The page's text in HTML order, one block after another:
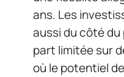
ans. Les
aussi du côté du
part limitée sur
où le potentiel